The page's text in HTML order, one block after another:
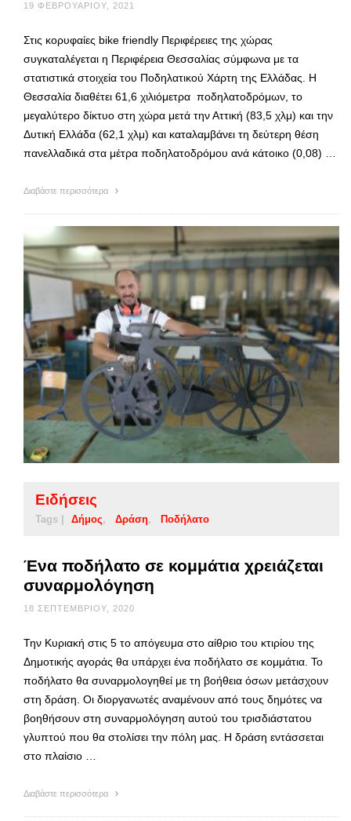
19 ΦΕΒΡΟΥΑΡΊΟΥ, 2021
Στις κορυφαίες bike friendly Περιφέρειες της χώρας
συγκαταλέγεται η Περιφέρεια Θεσσαλίας σύμφωνα με τα
στατιστικά στοιχεία του Ποδηλατικού Χάρτη της Ελλάδας. Η
Θεσσαλία διαθέτει 61,6 χιλιόμετρα ποδηλατοδρόμων, το
μεγαλύτερο δίκτυο στη χώρα μετά την Αττική (83,5 χλμ) και την
Δυτική Ελλάδα (62,1 χλμ) και καταλαμβάνει τη δεύτερη θέση
πανελλαδικά στα μέτρα ποδηλατοδρόμου ανά κάτοικο (0,08) …
Διαβάστε περισσότερα
Ειδήσεις
Tags | Δήμος Δράση Ποδήλατο
Ένα ποδήλατο σε κομμάτια χρειάζεται
συναρμολόγηση
18 ΣΕΠΤΕΜΒΡΊΟΥ, 2020
Την Κυριακή στις 5 το απόγευμα στο αίθριο του κτιρίου της
Δημοτικής αγοράς θα υπάρχει ένα ποδήλατο σε κομμάτια. Το
ποδήλατο θα συναρμολογηθεί με τη βοήθεια όσων μετάσχουν
στη δράση. Οι διοργανωτές αναμένουν από τους δημότες να
βοηθήσουν στη συναρμολόγηση αυτού του τρισδιάστατου
γλυπτού που θα στολίσει την πόλη μας. Η δράση εντάσσεται
στο πλαίσιο …
Διαβάστε περισσότερα